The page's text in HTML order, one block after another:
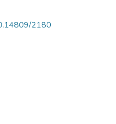
2180